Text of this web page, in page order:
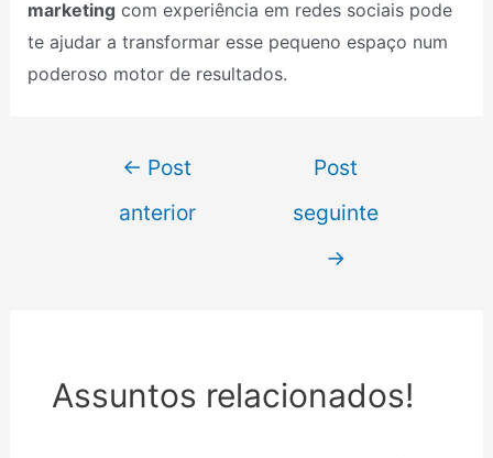
marketingcom experiência em redes sociais pode
te ajudar a transformar esse pequeno espaço num
poderoso motor de resultados.
← Post
anterior
Post
seguinte
→
Assuntos relacionados!